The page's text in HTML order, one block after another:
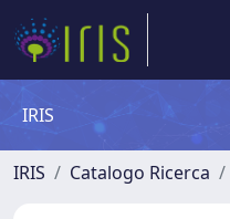
IRIS
IRIS Catalogo Ricerca